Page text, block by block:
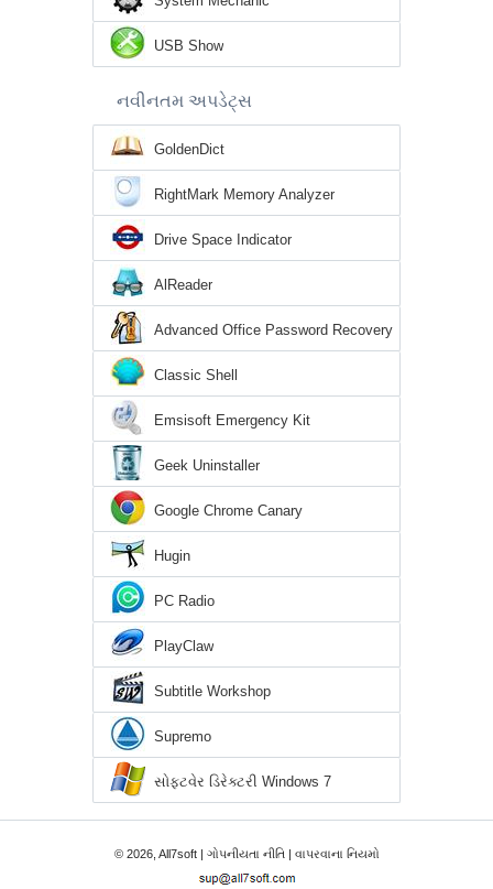
USB Show
નવીનતમ અપડેટ્સ
GoldenDict
RightMark Memory Analyzer
Drive Space Indicator
AlReader
Advanced Office Password Recovery
Classic Shell
Emsisoft Emergency Kit
Geek Uninstaller
Google Chrome Canary
Hugin
PC Radio
PlayClaw
Subtitle Workshop
Supremo
સોફ્ટવેર ડિરેક્ટરી Windows 7
© 2026, All7soft | ગોપનીયતા નીતિ | વાપરવાના નિયમો